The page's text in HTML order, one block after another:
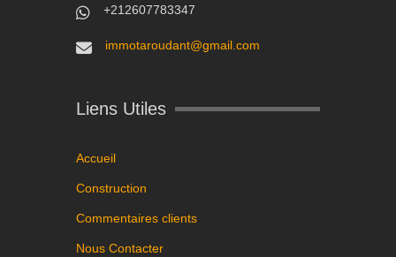
+212607783347
immotaroudant@gmail.com
Liens Utiles
Accueil
Construction
Commentaires clients
Nous Contacter